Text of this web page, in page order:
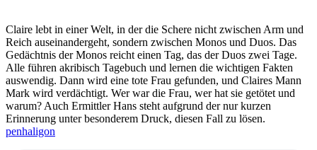
Claire lebt in einer Welt, in der die Schere nicht zwischen Arm und
Reich auseinandergeht, sondern zwischen Monos und Duos. Das
Gedächtnis der Monos reicht einen Tag, das der Duos zwei Tage.
Alle führen akribisch Tagebuch und lernen die wichtigen Fakten
auswendig. Dann wird eine tote Frau gefunden, und Claires Mann
Mark wird verdächtigt. Wer war die Frau, wer hat sie getötet und
warum? Auch Ermittler Hans steht aufgrund der nur kurzen
Erinnerung unter besonderem Druck, diesen Fall zu lösen.
penhaligon